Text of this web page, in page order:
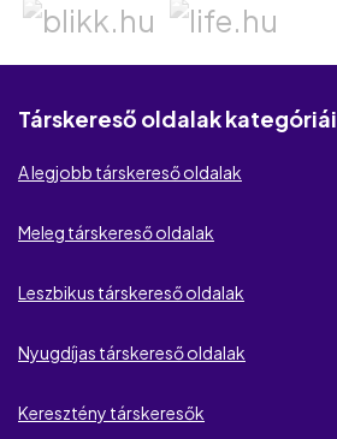
Be2
CougarCrush
EliteDate
International Cupid
Academic Singles
Housewife Wanted
MilfKereső
Társkereső oldalak kategóriái
A legjobb társkereső oldalak
Meleg társkereső oldalak
Leszbikus társkereső oldalak
Nyugdíjas társkereső oldalak
Keresztény társkeresők